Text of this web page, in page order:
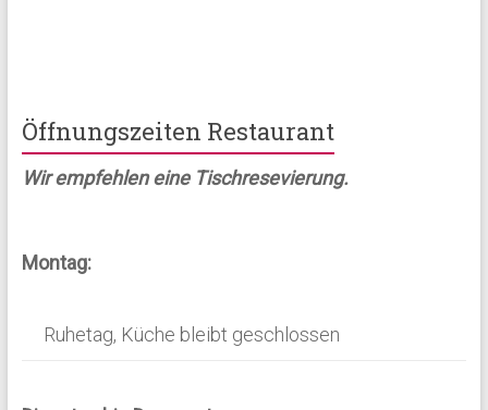
Öffnungszeiten Restaurant
Wir empfehlen eine Tischresevierung.
Montag:
Ruhetag, Küche bleibt geschlossen